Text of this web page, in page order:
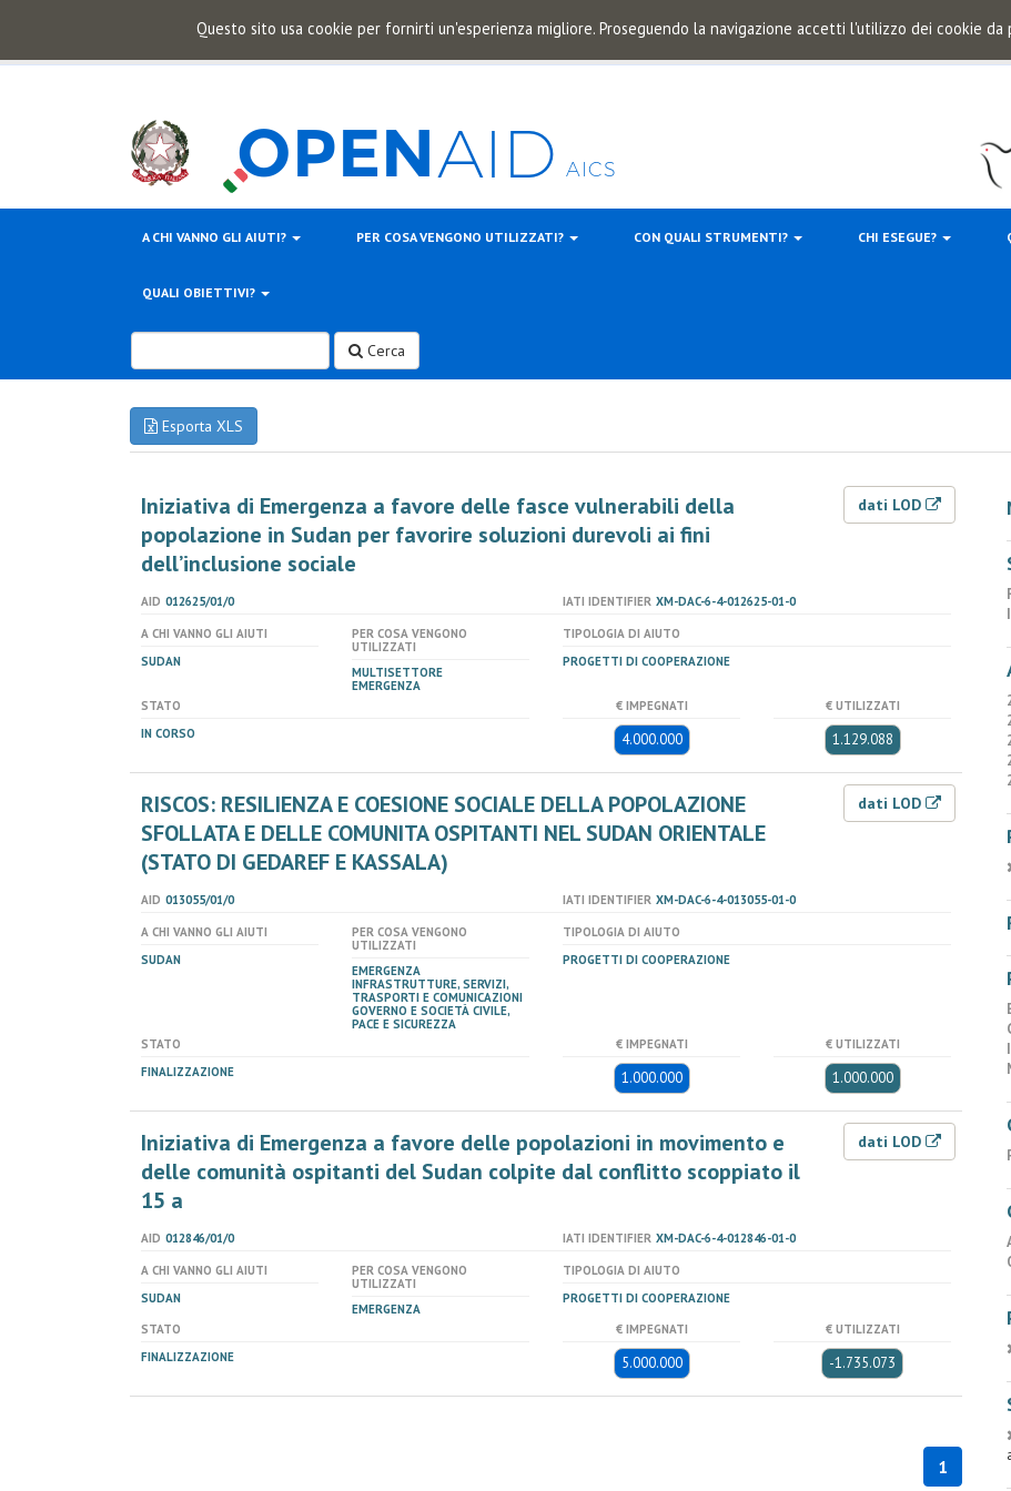
Questo sito usa cookie per fornirti un'esperienza migliore. Proseguendo la navigazione accetti l'utilizzo dei cookie da
A CHI VANNO GLI AIUTI? PER COSA VENGONO UTILIZZATI? CON QUALI STRUMENTI? CHI ESEGUE?
QUALI OBIETTIVI?
Cerca
Esporta XLS
Iniziativa di Emergenza a favore delle fasce vulnerabili della
popolazione in Sudan per favorire soluzioni durevoli ai fini
dell’inclusione sociale
dati LOD
AID 012625/01/0 IATI IDENTIFIER XM-DAC-6-4-012625-01-0
A CHI VANNO GLI AIUTI
SUDAN
PER COSA VENGONO
UTILIZZATI
MULTISETTORE
EMERGENZA
TIPOLOGIA DI AIUTO
PROGETTI DI COOPERAZIONE
STATO
IN CORSO
€ IMPEGNATI
4.000.000
€ UTILIZZATI
1.129.088
RISCOS: RESILIENZA E COESIONE SOCIALE DELLA POPOLAZIONE
SFOLLATA E DELLE COMUNITA OSPITANTI NEL SUDAN ORIENTALE
(STATO DI GEDAREF E KASSALA)
dati LOD
AID 013055/01/0 IATI IDENTIFIER XM-DAC-6-4-013055-01-0
A CHI VANNO GLI AIUTI
SUDAN
PER COSA VENGONO
UTILIZZATI
EMERGENZA
INFRASTRUTTURE, SERVIZI,
TRASPORTI E COMUNICAZIONI
GOVERNO E SOCIETÀ CIVILE,
PACE E SICUREZZA
TIPOLOGIA DI AIUTO
PROGETTI DI COOPERAZIONE
STATO
FINALIZZAZIONE
€ IMPEGNATI
1.000.000
€ UTILIZZATI
1.000.000
Iniziativa di Emergenza a favore delle popolazioni in movimento e
delle comunità ospitanti del Sudan colpite dal conflitto scoppiato il
15 a
dati LOD
AID 012846/01/0 IATI IDENTIFIER XM-DAC-6-4-012846-01-0
A CHI VANNO GLI AIUTI
SUDAN
PER COSA VENGONO
UTILIZZATI
EMERGENZA
TIPOLOGIA DI AIUTO
PROGETTI DI COOPERAZIONE
STATO
FINALIZZAZIONE
€ IMPEGNATI
5.000.000
€ UTILIZZATI
-1.735.073
1